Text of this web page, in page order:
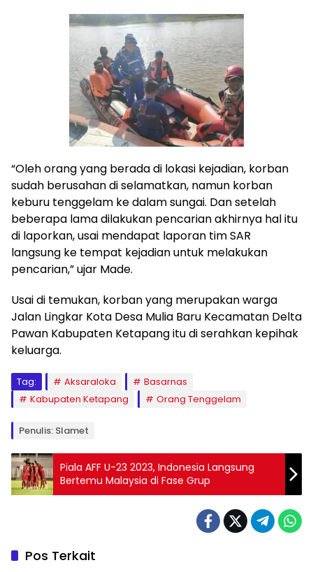
“Oleh orang yang berada di lokasi kejadian, korban
sudah berusahan di selamatkan, namun korban
keburu tenggelam ke dalam sungai. Dan setelah
beberapa lama dilakukan pencarian akhirnya hal itu
di laporkan, usai mendapat laporan tim SAR
langsung ke tempat kejadian untuk melakukan
pencarian,” ujar Made.
Usai di temukan, korban yang merupakan warga
Jalan Lingkar Kota Desa Mulia Baru Kecamatan Delta
Pawan Kabupaten Ketapang itu di serahkan kepihak
keluarga.
Tag: Aksaraloka
Basarnas
Kabupaten Ketapang
Orang Tenggelam
Penulis: Slamet
Piala AFF U-23 2023, Indonesia Langsung
Bertemu Malaysia di Fase Grup
Pos Terkait